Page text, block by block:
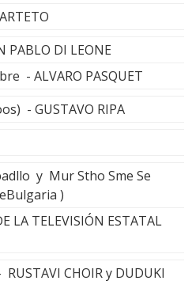
DI LEONE
- ALVARO PASQUET
- GUSTAVO RIPA
y Mur Stho Sme Se
)
LA TELEVISIÓN ESTATAL
CHOIR y DUDUKI